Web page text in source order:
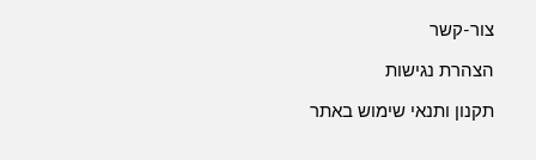
צור-קשר
הצהרת נגישות
תקנון ותנאי שימוש באתר